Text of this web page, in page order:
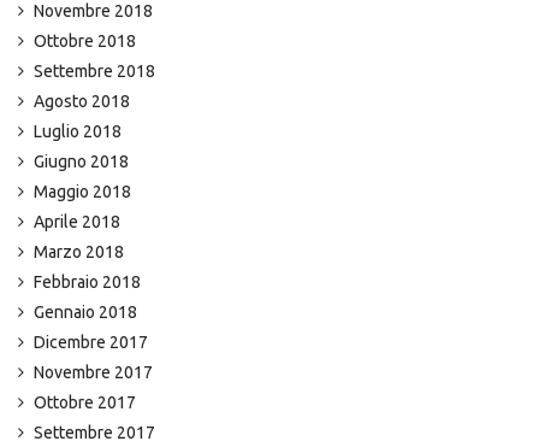
Novembre 2018
Ottobre 2018
Settembre 2018
Agosto 2018
Luglio 2018
Giugno 2018
Maggio 2018
Aprile 2018
Marzo 2018
Febbraio 2018
Gennaio 2018
Dicembre 2017
Novembre 2017
Ottobre 2017
Settembre 2017